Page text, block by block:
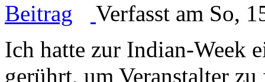
Verfasst am So,
Ich hatte zur Indian-Week
gerührt, um Veranstalter